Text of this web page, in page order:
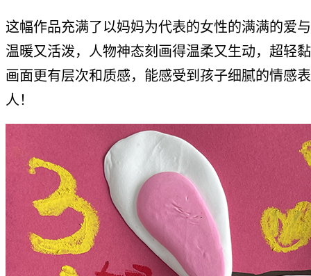
这幅作品充满了以妈妈为代表的女性的满满的爱
温暖又活泼，人物神态刻画得温柔又生动，超轻
画面更有层次和质感，能感受到孩子细腻的情感
人！